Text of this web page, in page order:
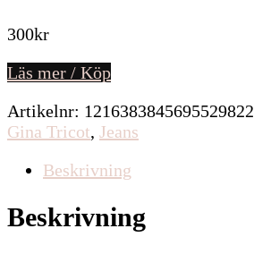
300kr
Läs mer / Köp
Artikelnr: 1216383845695529822
Gina Tricot, Jeans
Beskrivning
Beskrivning